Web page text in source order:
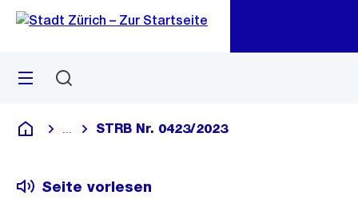
Navigation
Sprunglink
Menü
Deutsch
Blende alle Breadcrumbs ein
STRB Nr. 0423/2023
Seite vorlesen